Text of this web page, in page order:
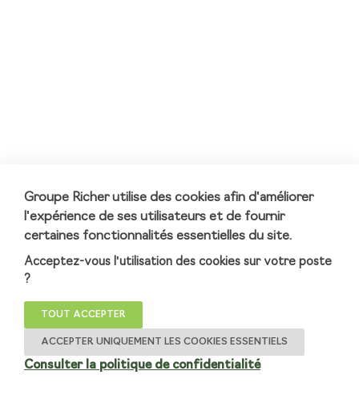
Groupe Richer utilise des cookies afin d'améliorer
l'expérience de ses utilisateurs et de fournir
certaines fonctionnalités essentielles du site.
Acceptez-vous l'utilisation des cookies sur votre poste
?
TOUT ACCEPTER
ACCEPTER UNIQUEMENT LES COOKIES ESSENTIELS
Consulter la politique de confidentialité